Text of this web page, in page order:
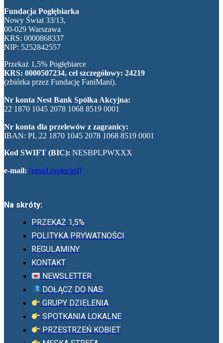
Fundacja Pogłębiarka
Nowy Świat 33/13,
00-029 Warszawa
KRS: 0000868337
NIP: 5252842557
Przekaż 1,5% Pogłębiarce
KRS: 0000507234, cel szczegółowy: 24219
(zbiórka przez Fundację FaniMani).
Nr konta Nest Bank Spółka Akcyjna:
22 1870 1045 2078 1068 8519 0001
Nr konta dla przelewów z zagranicy:
IBAN: PL 22 1870 1045 2078 1068 8519 0001
Kod SWIFT (BIC): NESBPLPWXXX
e-mail: [email protected]
Na skróty:
PRZEKAŻ 1,5%
POLITYKA PRYWATNOŚCI
REGULAMINY
KONTAKT
NEWSLETTER
DOŁĄCZ DO NAS:
GRUPY DZIELENIA
SPOTKANIA LOKALNE
PRZESTRZEŃ KOBIET